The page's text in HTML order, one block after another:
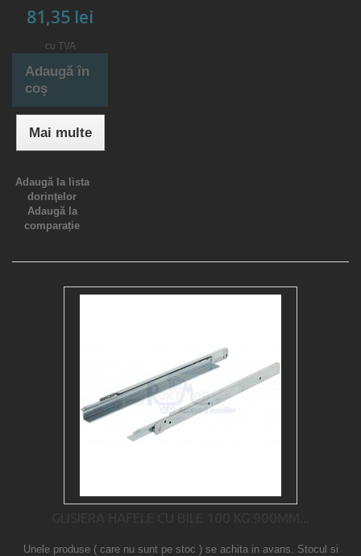
81,35 lei
cu TVA
Adaugă în
coş
Mai multe
Adaugă la lista
dorinţelor
Adaugă la
comparație
Unele produse ( care nu sunt pe stoc ) se achita in avans. Stocul si